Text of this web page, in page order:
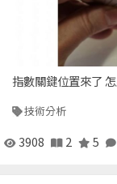
指數關鍵位置來了
技術分析
3908 2 5